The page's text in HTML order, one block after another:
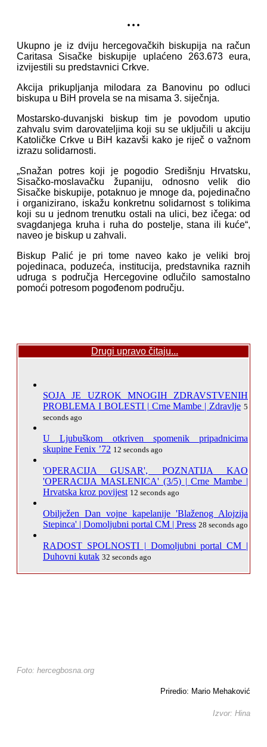
...
Ukupno je iz dviju hercegovačkih biskupija na račun
Caritasa Sisačke biskupije uplaćeno 263.673 eura,
izvijestili su predstavnici Crkve.
Akcija prikupljanja milodara za Banovinu po odluci
biskupa u BiH provela se na misama 3. siječnja.
Mostarsko-duvanjski biskup tim je povodom uputio
zahvalu svim darovateljima koji su se uključili u akciju
Katoličke Crkve u BiH kazavši kako je riječ o važnom
izrazu solidarnosti.
„Snažan potres koji je pogodio Središnju Hrvatsku,
Sisačko-moslavačku županiju, odnosno velik dio
Sisačke biskupije, potaknuo je mnoge da, pojedinačno
i organizirano, iskažu konkretnu solidarnost s tolikima
koji su u jednom trenutku ostali na ulici, bez ičega: od
svagdanjega kruha i ruha do postelje, stana ili kuće“,
naveo je biskup u zahvali.
Biskup Palić je pri tome naveo kako je veliki broj
pojedinaca, poduzeća, institucija, predstavnika raznih
udruga s područja Hercegovine odlučilo samostalno
pomoći potresom pogođenom području.
Drugi upravo čitaju...
SOJA JE UZROK MNOGIH ZDRAVSTVENIH
PROBLEMA I BOLESTI | Crne Mambe | Zdravlje 5
seconds ago
U Ljubuškom otkriven spomenik pripadnicima
skupine Fenix ’72 12 seconds ago
'OPERACIJA GUSAR', POZNATIJA KAO
'OPERACIJA MASLENICA' (3/5) | Crne Mambe |
Hrvatska kroz povijest 12 seconds ago
Obilježen Dan vojne kapelanije 'Blaženog Alojzija
Stepinca' | Domoljubni portal CM | Press 28 seconds ago
RADOST SPOLNOSTI | Domoljubni portal CM |
Duhovni kutak 32 seconds ago
Foto: hercegbosna.org
Priredio: Mario Mehaković
Izvor: Hina